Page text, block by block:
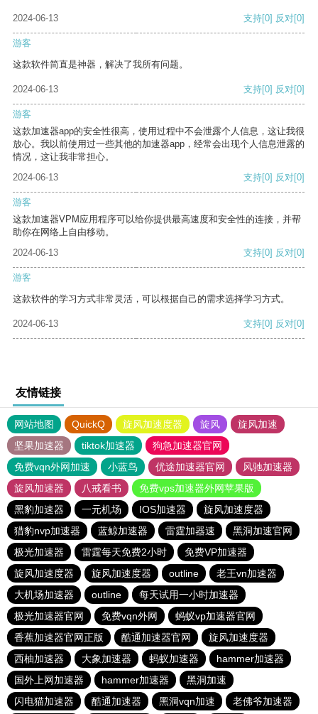
2024-06-13 支持[0] 反对[0]
游客
这款软件简直是神器，解决了我所有问题。
2024-06-13 支持[0] 反对[0]
游客
这款加速器app的安全性很高，使用过程中不会泄露个人信息，这让我很
放心。我以前使用过一些其他的加速器app，经常会出现个人信息泄露的
情况，这让我非常担心。
2024-06-13
支持[0] 反对[0]
游客
这款加速器VPM应用程序可以给你提供最高速度和安全性的连接，并帮
助你在网络上自由移动。
2024-06-13
支持[0] 反对[0]
游客
这款软件的学习方式非常灵活，可以根据自己的需求选择学习方式。
2024-06-13 支持[0] 反对[0]
友情链接
网站地图 QuickQ 旋风加速度器 旋风
旋风加速
坚果加速器
tiktok加速器
狗急加速器官网
免费vqn外网加速
小蓝鸟 优途加速器官网
风驰加速器
旋风加速器
八戒看书
免费vps加速器外网苹果版
黑豹加速器
一元机场 IOS加速器
旋风加速度器
猎豹nvp加速器
蓝鲸加速器 雷霆加器速
黑洞加速官网
极光加速器
雷霆每天免费2小时
免费VP加速器
旋风加速度器
旋风加速度器 outline
老王vn加速器
大机场加速器
outline
每天试用一小时加速器
极光加速器官网
免费vqn外网
蚂蚁vp加速器官网
香蕉加速器官网正版
酷通加速器官网
旋风加速度器
西柚加速器
大象加速器 蚂蚁加速器
hammer加速器
国外上网加速器
hammer加速器
黑洞加速
闪电猫加速器
酷通加速器 黑洞vqn加速 老佛爷加速器